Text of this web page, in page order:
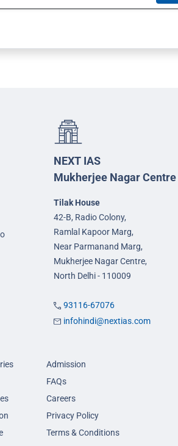
NEXT IAS
Mukherjee Nagar Centre
Tilak House
42-B, Radio Colony,
Ramlal Kapoor Marg,
Near Parmanand Marg,
Mukherjee Nagar Centre,
North Delhi - 110009
93116-67076
infohindi@nextias.com
Admission
FAQs
Careers
Privacy Policy
Terms & Conditions